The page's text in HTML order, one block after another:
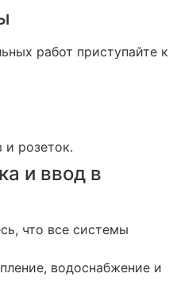
работ приступайте к
розеток.
и ввод в
что все системы
водоснабжение и